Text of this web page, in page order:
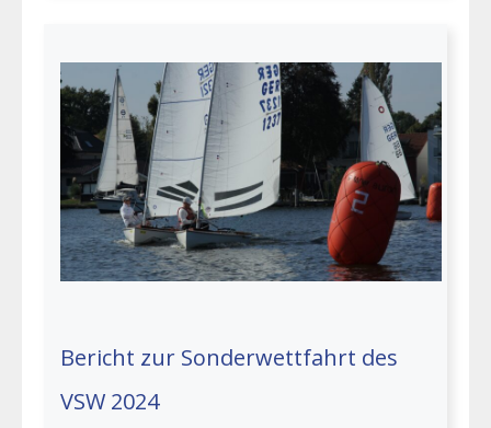
Bericht zur Sonderwettfahrt des
VSW 2024